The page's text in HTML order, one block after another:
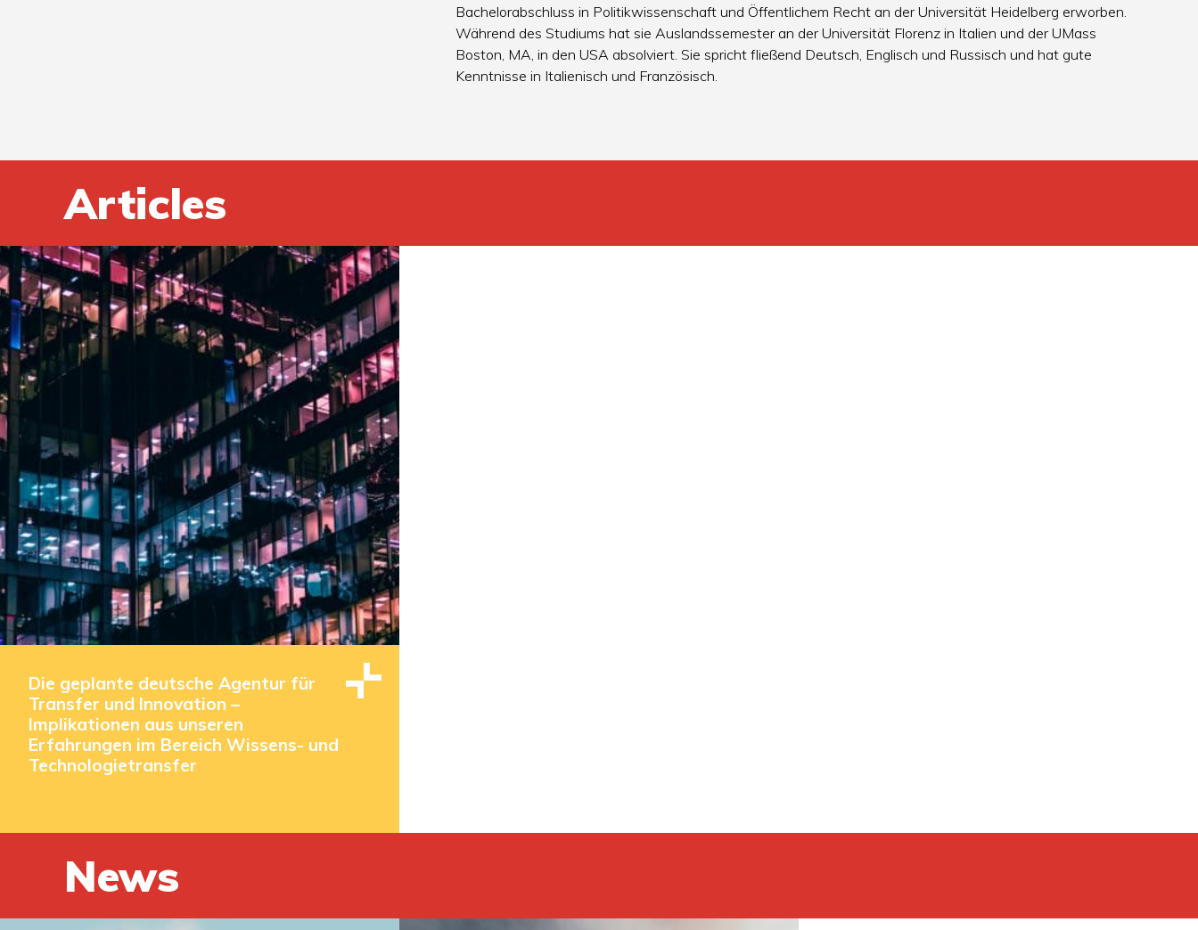
Bachelorabschluss in Politikwissenschaft und Öffentlichem Recht an der Universität Heidelberg erworben.
Während des Studiums hat sie Auslandssemester an der Universität Florenz in Italien und der UMass
Boston, MA, in den USA absolviert. Sie spricht fließend Deutsch, Englisch und Russisch und hat gute
Kenntnisse in Italienisch und Französisch.
Articles
Die geplante deutsche Agentur für
Transfer und Innovation –
Implikationen aus unseren
Erfahrungen im Bereich Wissens- und
Technologietransfer
News